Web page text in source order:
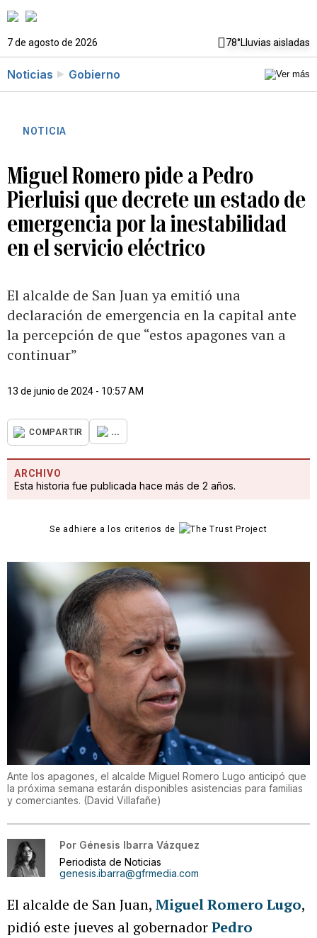
7 de agosto de 2026 78°Lluvias aisladas
Noticias Gobierno
NOTICIA
Miguel Romero pide a Pedro
Pierluisi que decrete un estado de
emergencia por la inestabilidad
en el servicio eléctrico
El alcalde de San Juan ya emitió una
declaración de emergencia en la capital ante
la percepción de que “estos apagones van a
continuar”
13 de junio de 2024 - 10:57 AM
COMPARTIR ...
ARCHIVO
Esta historia fue publicada hace más de 2 años.
Se adhiere a los criterios de
Ante los apagones, el alcalde Miguel Romero Lugo anticipó que
la próxima semana estarán disponibles asistencias para familias
y comerciantes. (David Villafañe)
Por Génesis Ibarra Vázquez
Periodista de Noticias
genesis.ibarra@gfrmedia.com
El alcalde de San Juan, Miguel Romero Lugo,
pidió este jueves al gobernadorPedro